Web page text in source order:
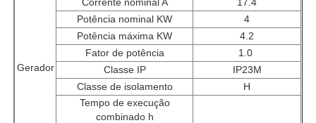
Gerador
Potência nominal KW
4
Potência máxima KW
4.2
Fator de potência
1.0
Classe IP
IP23M
Classe de isolamento
H
Tempo de execução
combinado h